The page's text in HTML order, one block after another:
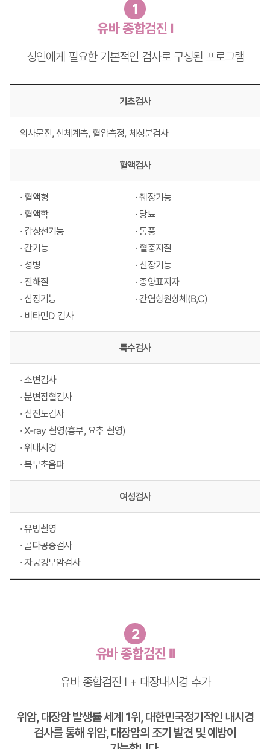
1
유바 종합검진 I
성인에게 필요한 기본적인 검사로 구성된 프로그램
기초검사
의사문진, 신체계측, 혈압측정, 체성분검사
혈액검사
· 혈액형
· 췌장기능
· 혈액학
· 당뇨
· 갑상선기능
· 통풍
· 간기능
· 혈중지질
· 성병
· 신장기능
· 전해질
· 종양표지자
· 심장기능
· 간염항원항체(B,C)
· 비타민D 검사
특수검사
· 소변검사
· 분변잠혈검사
· 심전도검사
· X-ray 촬영(흉부, 요추 촬영)
· 위내시경
· 복부초음파
여성검사
· 유방촬영
· 골다공증검사
· 자궁경부암검사
2
유바 종합검진 II
유바 종합검진 I + 대장내시경 추가
위암, 대장암 발생률 세계 1위, 대한민국정기적인 내시경
검사를 통해 위암, 대장암의 조기 발견 및 예방이